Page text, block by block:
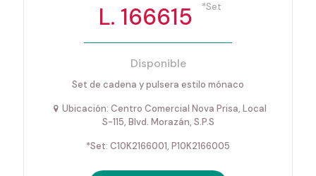
L. 166615 *Set
Disponible
Set de cadena y pulsera estilo mónaco
Ubicación: Centro Comercial Nova Prisa, Local
S-115, Blvd. Morazán, S.P.S
*Set: C10K2166001, P10K2166005